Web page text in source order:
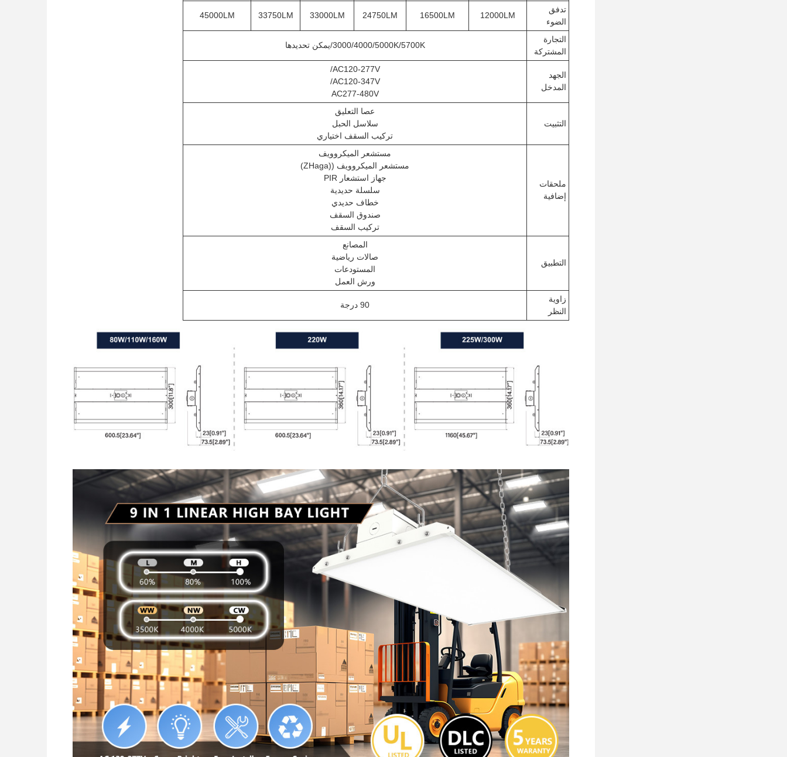
تدفق
الضوء
12000LM
16500LM
24750LM
33000LM
33750LM
45000LM
التجارة
المشتركة
3000/4000/5000K/5700K/يمكن تحديدها
الجهد
المدخل
AC120-277V/
AC120-347V/
AC277-480V
التثبيت
عصا التعليق
سلاسل الحبل
تركيب السقف اختياري
ملحقات
إضافية
مستشعر الميكروويف
مستشعر الميكروويف ((ZHaga)
جهاز استشعار PIR
سلسلة حديدية
خطاف حديدي
صندوق السقف
تركيب السقف
التطبيق
المصانع
صالات رياضية
المستودعات
ورش العمل
زاوية
النظر
90 درجة